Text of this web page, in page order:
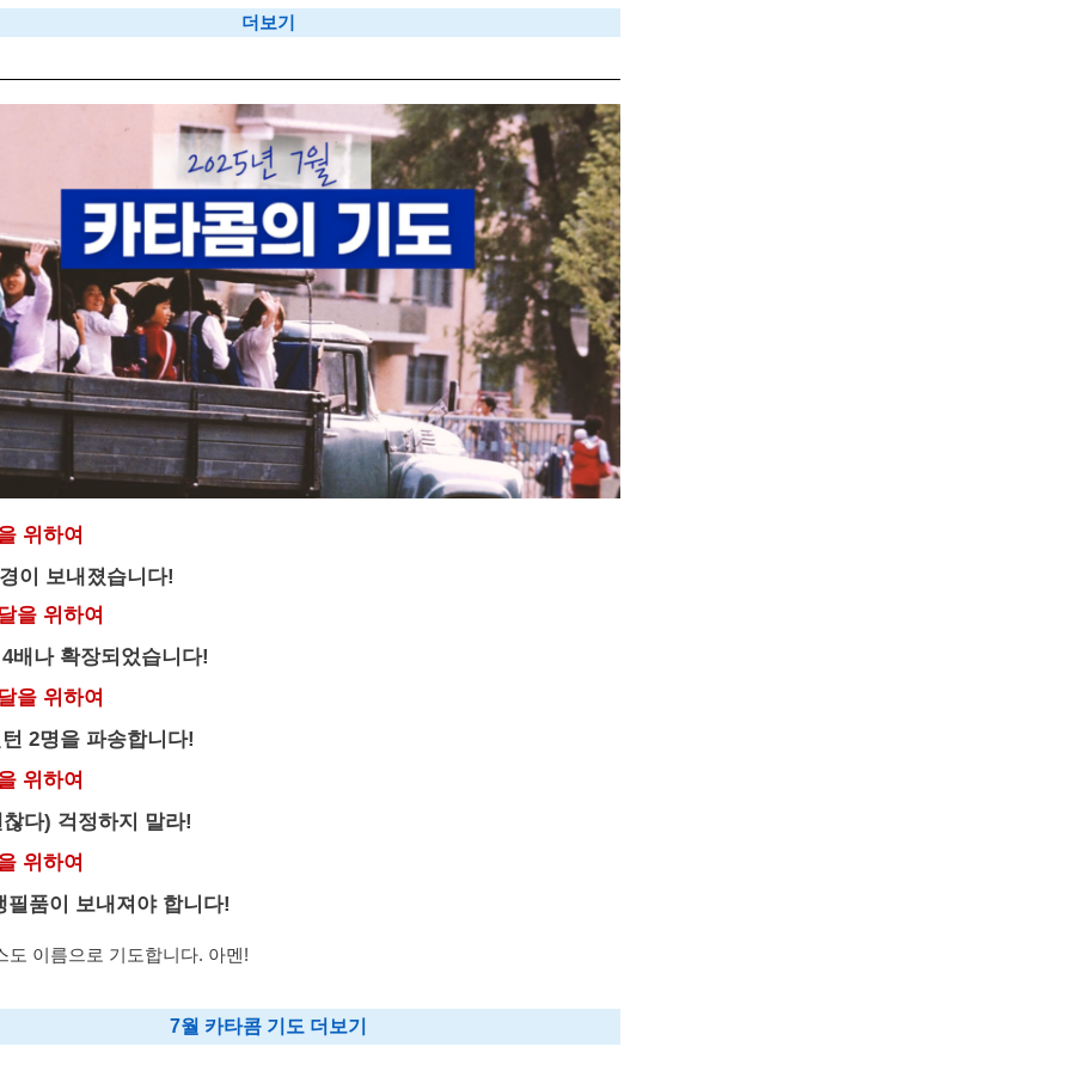
더보기
위하여
이 보내졌습니다!
을 위하여
배나 확장되었습니다!
을 위하여
2명을 파송합니다!
위하여
다) 걱정하지 말라!
위하여
필품이 보내져야 합니다!
도 이름으로 기도합니다. 아멘!
7월 카타콤 기도 더보기